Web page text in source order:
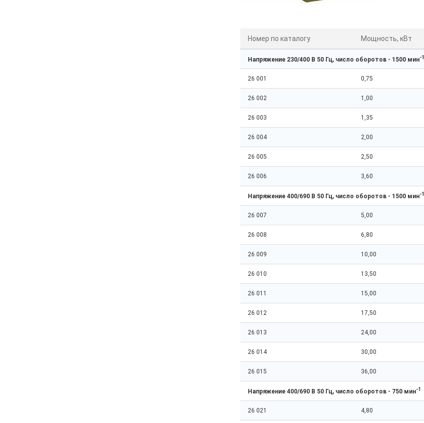
Номер по каталогу Мощность, кВт
Напряжение 230/400 В 50 Гц, число оборотов - 1500 мин-1
26 001 0,75
26 002 1,00
26 003 1,35
26 004 2,00
26 005 2,50
26 006 3,60
Напряжение 400/690 В 50 Гц, число оборотов - 1500 мин-1
26 007 5,00
26 008 6,80
26 009 10,00
26 010 13,50
26 011 15,00
26 012 17,50
26 013 24,00
26 014 30,00
26 015 36,00
Напряжение 400/690 В 50 Гц, число оборотов - 750 мин-1
26 021 4,80